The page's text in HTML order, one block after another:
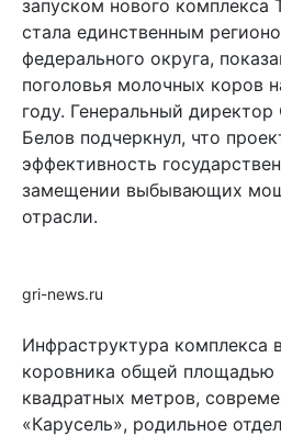
запуском нового комплекса
стала единственным
федерального округа,
поголовья молочных коров
году. Генеральный
Белов подчеркнул, что
эффективность
замещении выбывающих
отрасли.
gri-news.ru
Инфраструктура комплекса
коровника общей площадью
квадратных метров,
«Карусель», родильное